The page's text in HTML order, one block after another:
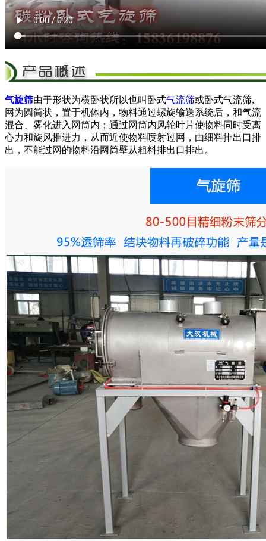
气旋筛由于形状为横卧状所以也叫卧式气流筛或卧式气流筛,
网为圆筒状，置于机体内，物料通过螺旋输送系统后，和气流
混合、雾化进入网筒内；通过网筒内风轮叶片使物料同时受离
心力和旋风推进力，从而近使物料喷射过网，由细料排出口排
出，不能过网的物料沿网筒壁从粗料排出口排出。